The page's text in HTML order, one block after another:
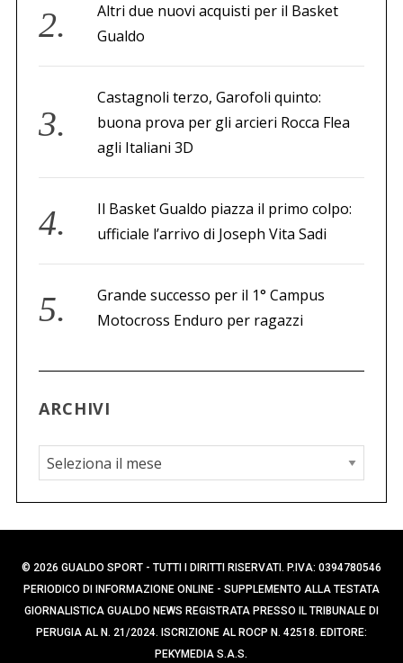
Altri due nuovi acquisti per il Basket
Gualdo
Castagnoli terzo, Garofoli quinto:
buona prova per gli arcieri Rocca Flea
agli Italiani 3D
Il Basket Gualdo piazza il primo colpo:
ufficiale l’arrivo di Joseph Vita Sadi
Grande successo per il 1° Campus
Motocross Enduro per ragazzi
ARCHIVI
A
r
c
h
i
v
i
© 2026 GUALDO SPORT - TUTTI I DIRITTI RISERVATI. P.IVA: 0394780546
PERIODICO DI INFORMAZIONE ONLINE - SUPPLEMENTO ALLA TESTATA
GIORNALISTICA GUALDO NEWS REGISTRATA PRESSO IL TRIBUNALE DI
PERUGIA AL N. 21/2024. ISCRIZIONE AL ROCP N. 42518. EDITORE:
PEKYMEDIA S.A.S.